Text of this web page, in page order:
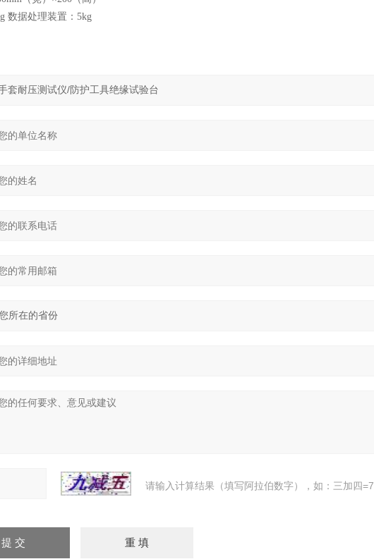
数据处理装置：5kg
请输入计算结果（填写阿拉伯数字），如：三加四=7